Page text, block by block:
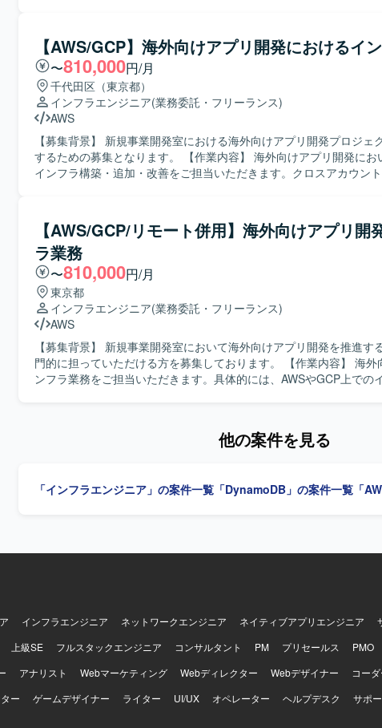
を推進していただきます。 【求める人物像】 ・社内エンジニアや関係者と円滑にコミュニケー
ションを取りながら、主体的に課題解決を進めていただける方を求
やコンテナ技術の動向に関心を持ち、自らキャッチアップしていける
【ポジションの魅力】 ・大規模ECシステムのクラウド・コンテナ基
から関わることができ、インフラアーキテクチャ設計や運用設計の
す。 ・KubernetesやIaC、CI/CDなどモダンなインフラ技術を実案件
でいただけます。 【開発環境】 ・クラウド：Azure、AWS ・コンテナオーケストレーション：
Kubernetes ・構成管理／IaC：Terraform 等 ・CI/CD：コンテナ環
（詳細はプロジェクト内ルールに準拠）
【AWS/GCP】海外向けアプリ開発におけるイ
〜810,000円/月
千代田区（東京都）
インフラエンジニア(業務委託・フリーランス)
AWS
【募集背景】 新規事業開発室における海外向けアプリ開発プロジェ
するための募集となります。 【作業内容】 海外向けアプリ開発において、AWSおよびGCP上の
インフラ構築・追加・改善をご担当いただきます。クロスアカウン
ネス側や他エンジニアと柔軟かつ円滑にコミュニケーションが取れ
求に対して実装上の懸念や不足情報を非エンジニアから主体的にヒ
を進められる方が望ましいです。ビジネス要求や荒い設計の中から要
のプロセスを描くことができる方を歓迎いたします。 【ポジションの魅力】 海外向け新規事業
のアプリ開発において、AWSおよびGCPを活用したモダンなインフ
ができます。サーバーレスやIaCなど最新の技術要素を活用しながら
めた広い領域で経験を積むことができます。 【開発環境】 AWS（RDS、Lambda、
ApiGateway、Connect、Lex、SMS/SES）、GCP、Terraform、
利用したインフラ環境となります。
【AWS/GCP/リモート併用】海外向けアプリ開
ラ業務
〜810,000円/月
東京都
インフラエンジニア(業務委託・フリーランス)
AWS
【募集背景】 新規事業開発室において海外向けアプリ開発を推進す
門的に担っていただける方を募集しております。 【作業内容】 海外向けアプリ開発におけるイ
ンフラ業務をご担当いただきます。具体的には、AWSやGCP上での
ニアとコミュニケーションをとりながら、要求に対して実装上の懸
迎いたします。 【ポジションの魅力】 新規事業開発室における海外向けアプリ開発のインフラ
CloudFormation、SAMなどを利用したインフラ環境での開発・運用
他の案件を見る
「インフラエンジニア」の案件一覧 「DynamoDB」の案件一覧 「
インフラエンジニア ネットワークエンジニア ネイティブアプリエンジニア
上級SE フルスタックエンジニア コンサルタント PM プリセールス PMO
アナリスト Webマーケティング Webディレクター Webデザイナー コー
ー ゲームデザイナー ライター UI/UX オペレーター ヘルプデスク サポ